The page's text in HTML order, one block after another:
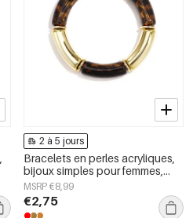
2 à 5 jours
Bracelets en perles acryliques,
bijoux simples pour femmes,
collection Daily Simple
MSRP €8,99
€2,75